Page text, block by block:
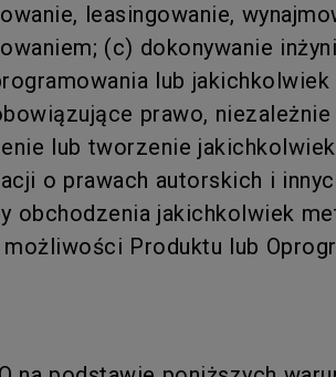
leasingowanie,
(c) dokonywanie
lub
prawo, niezależnie
lub tworzenie
o prawach autorskich i
obchodzenia jakichkolwiek
Produktu lub